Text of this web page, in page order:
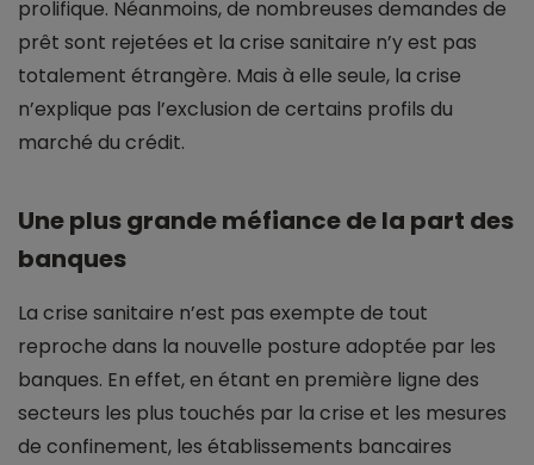
prolifique. Néanmoins, de nombreuses demandes de
prêt sont rejetées et la crise sanitaire n’y est pas
totalement étrangère. Mais à elle seule, la crise
n’explique pas l’exclusion de certains profils du
marché du crédit.
Une plus grande méfiance de la part des
banques
La crise sanitaire n’est pas exempte de tout
reproche dans la nouvelle posture adoptée par les
banques. En effet, en étant en première ligne des
secteurs les plus touchés par la crise et les mesures
de confinement, les établissements bancaires